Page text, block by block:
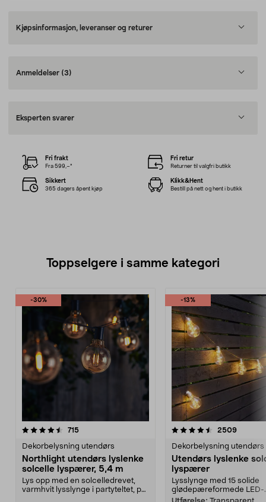
Kjøpsinformasjon, leveranser og returer
Anmeldelser (3)
Eksperten svarer
Fri frakt
Fra 599,–*
Fri retur
Returner til valgfri butikk
Sikkert
365 dagers åpent kjøp
Klikk&Hent
Bestill på nett og hent i butikk
Toppselgere i samme kategori
-30%
715anmeldelser
Dekorbelysning utendørs
Northlight utendørs lyslenke
solcelle lyspærer, 5,4 m
Lys opp med en solcelledrevet,
varmhvit lysslynge i partyteltet, på
-13%
4.5 av 5 stjerner 2509
Dekorbelysning utendørs
Utendørs lyslenke
lyspærer
Lysslynge med 15 solide
glødepæreformede LED-
4.5 av 5 stjerner